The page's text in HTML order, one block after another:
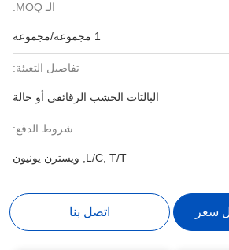
الـ MOQ:
1 مجموعة/مجموعة
تفاصيل التعبئة:
البالتات الخشب الرقائقي أو حالة
شروط الدفع:
L/C, T/T, ويسترن يونيون
سعر اتصل بنا